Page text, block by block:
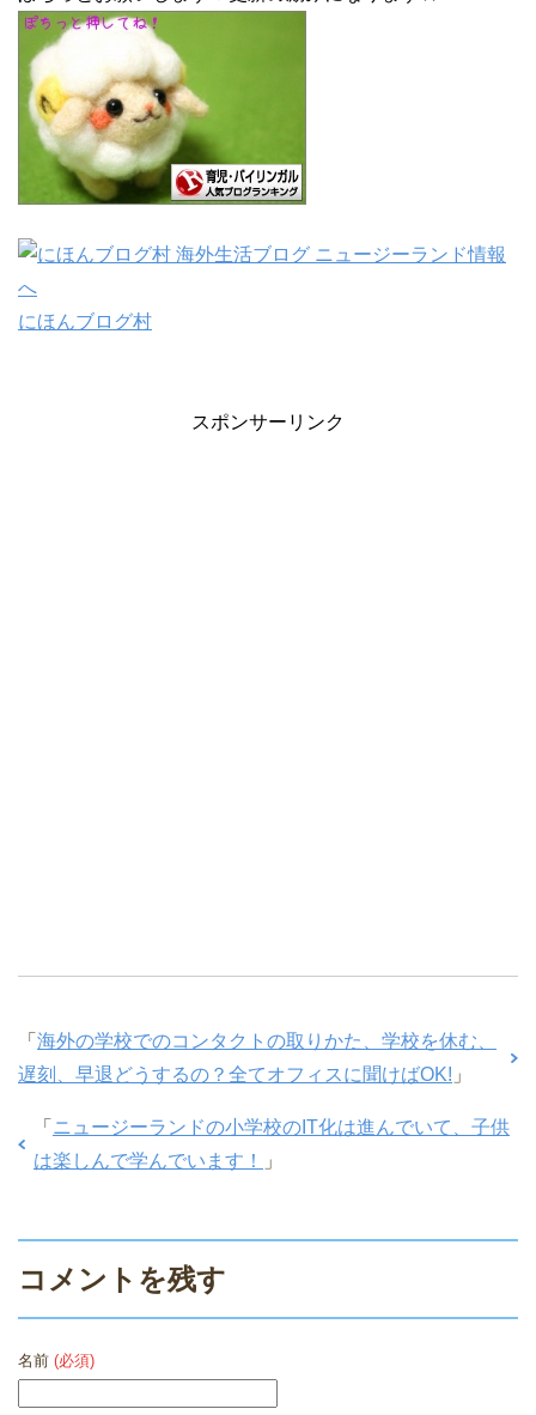
にほんブログ村
スポンサーリンク
「 海外の学校でのコンタクトの取りかた、学校を休む、
遅刻、早退どうするの？全てオフィスに聞けばOK! 」
「 ニュージーランドの小学校のIT化は進んでいて、子供
は楽しんで学んでいます！
」
コメントを残す
名前 (必須)